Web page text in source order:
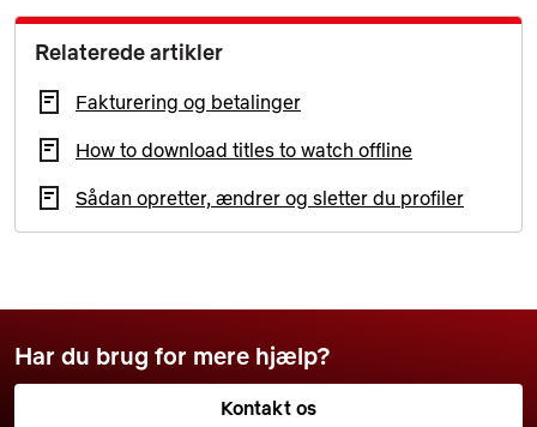
Relaterede artikler
Fakturering og betalinger
How to download titles to watch offline
Sådan opretter, ændrer og sletter du profiler
Har du brug for mere hjælp?
Kontakt os